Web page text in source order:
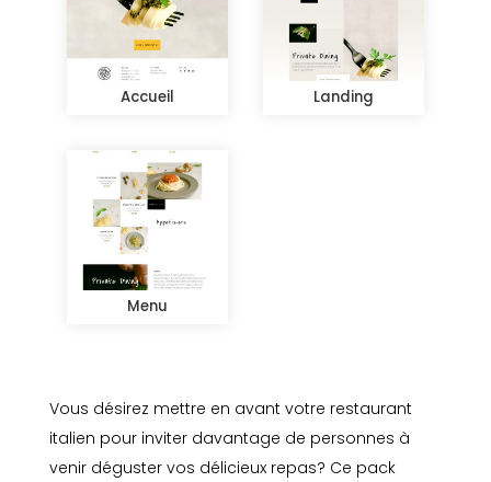
Vous désirez mettre en avant votre restaurant
italien pour inviter davantage de personnes à
venir déguster vos délicieux repas? Ce pack
Accueil Landing
Menu